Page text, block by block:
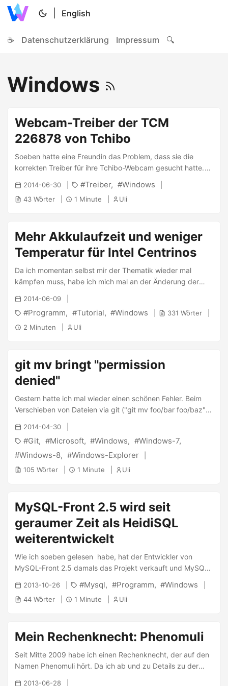
English
☕ Datenschutzerklärung Impressum 🔍
Windows
Webcam-Treiber der TCM
226878 von Tchibo
Soeben hatte eine Freundin das Problem, dass sie die
korrekten Treiber für ihre Tchibo-Webcam gesucht hatte.
Diese Treiber für das Modell sind schwer zu bekommen,
daher habe ich diese mal auf Rapidshare hochgeladen (Auf
Bandango habe ich diese Treiber ursprünglich gefunden).
2014-06-30 Treiber Windows
43 Wörter 1 Minute Uli
Mehr Akkulaufzeit und weniger
Temperatur für Intel Centrinos
Da ich momentan selbst mir der Thematik wieder mal
kämpfen muss, habe ich mich mal an der Änderung der
Spannungswerte eines Intel Centrino 1,6 Ghz versucht. Ein
Vorteil dieser Prozessorbaureihe ist, dass man die Taktrate
sowie die Core-Spannungen(VCore) relativ frei ändern
kann. Das Ziel bei mir war, für die jeweiligen Taktraten
die Wärmeentwicklung (entscheidend für das Anlaufen des
Notobook-Lüfters) und um so niedriger auch der Gesamt-
Stromverbraucht, was sich positiv auf die Akkuleistung des
Laptops auswirken kann. ...
2014-06-09
Programm Tutorial Windows
331 Wörter
2 Minuten
Uli
git mv bringt "permission
denied"
Gestern hatte ich mal wieder einen schönen Fehler. Beim
Verschieben von Dateien via git ("git mv foo/bar foo/baz")
auf meinem Windows 8 Laptop trat bei absetzen des
Kommandos immer wieder der Fehler: 1 fatal: renaming
'foo/bar' failed: Permission denied auf. Ich schloss so nach
und nach alle Programme wie z.B. eclipse usw. … der Fehler
ließ sich aber nicht beseitigen. Bis ich hier endlich den
sondern “Restart Process”, insofern war der Explorer gleich
wieder da und der Befehl ging endlich durch :)
2014-04-30
Git Microsoft Windows
Windows-7
Windows-8
Windows-Explorer
105 Wörter 1 Minute Uli
MySQL-Front 2.5 wird seit
geraumer Zeit als HeidiSQL
weiterentwickelt
Wie ich soeben gelesen habe, hat der Entwickler von
MySQL-Front 2.5 damals das Projekt verkauft und MySQL-
Front unter dem Namen Heidi-SQL weiterentwickelt ...
2013-10-26 Mysql Programm Windows
44 Wörter 1 Minute Uli
Mein Rechenknecht: Phenomuli
Seit Mitte 2009 habe ich einen Rechenknecht, der auf den
Namen Phenomuli hört. Da ich ab und zu Details zu der
Kiste nachsehen muss, möchte ich diesen Beitrag für mich
2013-06-28